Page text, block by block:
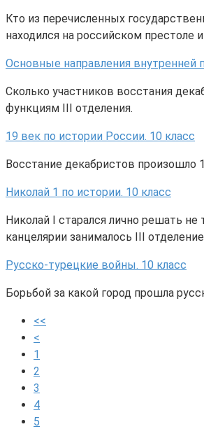
Кто из перечисленных
находился на российском престоле
Основные направления внутренней
Сколько участников восстания
функциям III отделения.
19 век по истории России. 10 класс
Восстание декабристов произошло
Николай 1 по истории. 10 класс
Николай I старался лично решать
канцелярии занималось III
Русско-турецкие войны. 10 класс
Борьбой за какой город прошла
<<
<
1
2
3
4
5